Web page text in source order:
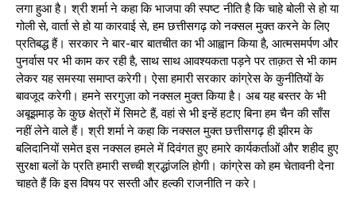
लगा हुआ है। श्री शर्मा ने कहा कि भाजपा की स्पष्ट नीति है कि चाहे बोली से हो या
गोली से, वार्ता से हो या कारवाई से, हम छत्तीसगढ़ को नक्सल मुक्त करने के लिए
प्रतिबद्ध हैं। सरकार ने बार-बार बातचीत का भी आह्वान किया है, आत्मसमर्पण और
पुनर्वास पर भी काम कर रही है, साथ साथ आवश्यकता पड़ने पर ताक़त से भी काम
लेकर यह समस्या समाप्त करेगी। ऐसा हमारी सरकार कांग्रेस के कुनीतियों के
बावजूद करेगी। हमने सरगुज़ा को नक्सल मुक्त किया है। अब यह बस्तर के भी
अबूझमाड़ के कुछ क्षेत्रों में सिमटे हैं, वहां से भी इन्हें हटाए बिना हम चैन की साँस
नहीं लेने वाले हैं। श्री शर्मा ने कहा कि नक्सल मुक्त छत्तीसगढ़ ही झीरम के
बलिदानियों समेत इस नक्सल हमले में दिवंगत हुए हमारे कार्यकर्ताओं और शहीद हुए
सुरक्षा बलों के प्रति हमारी सच्ची श्रद्धांजलि होगी। कांग्रेस को हम चेतावनी देना
चाहते हैं कि इस विषय पर सस्ती और हल्की राजनीति न करे।